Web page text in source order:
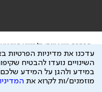
הבהרה משפטית: כל נושא המופיע
ייעוץ רפואי או משפטי. אין
ידוע לי שהר"י אוספת ושומרת
להיות מועבר לצדדים שלישיים,
עדכנו את מדיניות הפרטיות
השינויים נועדו להבטיח
במידע ולהגן על המידע
מוזמנים/ות לקרוא את